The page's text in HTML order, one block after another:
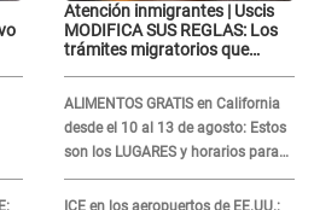
Atención inmigrantes | Uscis
MODIFICA SUS REGLAS: Los
trámites migratorios que
ALIMENTOS GRATIS en California
desde el 10 al 13 de agosto: Estos
son los LUGARES y horarios para
recibir la ayuda